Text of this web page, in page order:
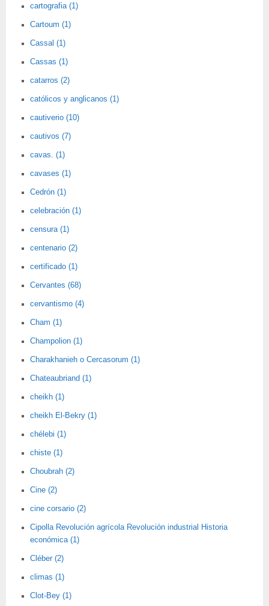
cartografia (1)
Cartoum (1)
Cassal (1)
Cassas (1)
catarros (2)
católicos y anglicanos (1)
cautiverio (10)
cautivos (7)
cavas. (1)
cavases (1)
Cedrón (1)
celebración (1)
censura (1)
centenario (2)
certificado (1)
Cervantes (68)
cervantismo (4)
Cham (1)
Champolion (1)
Charakhanieh o Cercasorum (1)
Chateaubriand (1)
cheikh (1)
cheikh El-Bekry (1)
chélebi (1)
chiste (1)
Choubrah (2)
Cine (2)
cine corsario (2)
Cipolla Revolución agrícola Revolución industrial Historia
económica (1)
Cléber (2)
climas (1)
Clot-Bey (1)